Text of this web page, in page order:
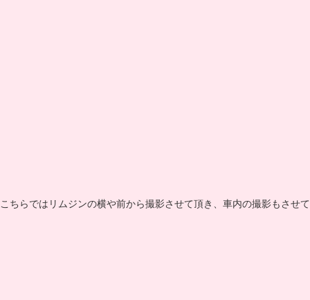
こちらではリムジンの横や前から撮影させて頂き、車内の撮影もさせ